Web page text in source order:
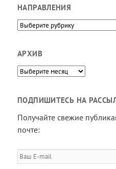
НАПРАВЛЕНИЯ
Направления
АРХИВ
Архив
ПОДПИШИТЕСЬ НА
Получайте свежие
почте:
Ваш
E-